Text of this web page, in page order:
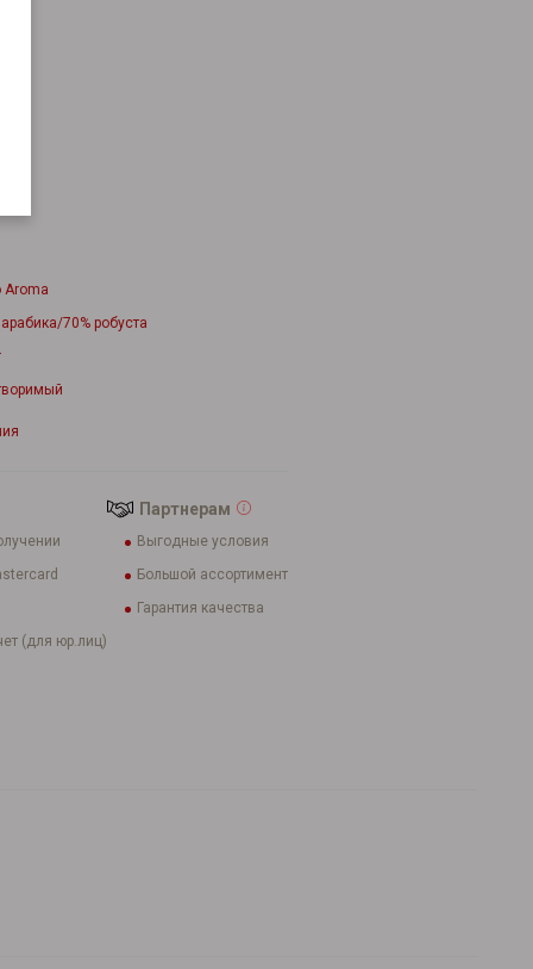
Aroma
70% робуста
(для юр.лиц)
Партнерам
Выгодные условия
Большой ассортимент
Гарантия качества